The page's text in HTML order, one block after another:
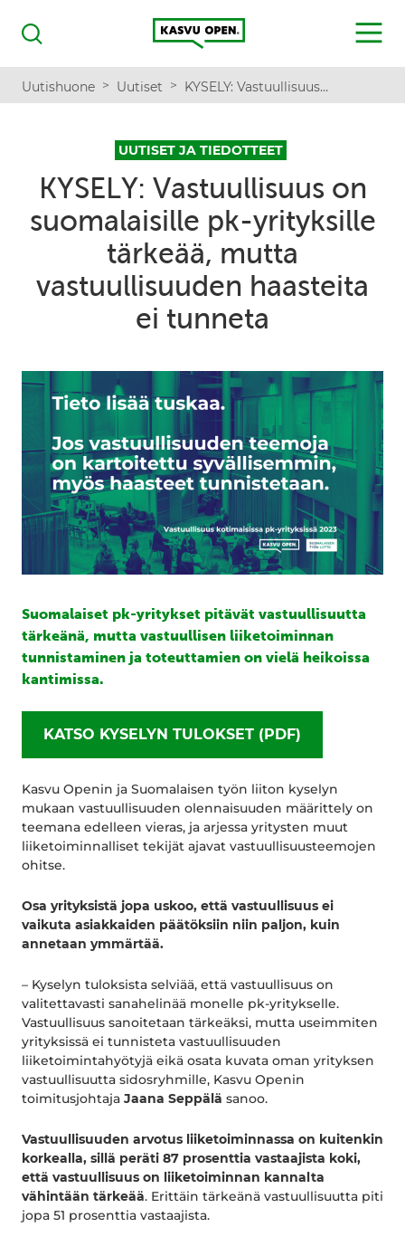
Haku
Kasvu Open
MENU
Uutishuone > Uutiset > KYSELY: Vastuullisuus on suomalaisille pk-yrityksille tärkeää, mutta vastuullisuuden haasteita ei tunneta
UUTISET JA TIEDOTTEET
KYSELY: Vastuullisuus on
suomalaisille pk-yrityksille
tärkeää, mutta
vastuullisuuden haasteita
ei tunneta
Suomalaiset pk-yritykset pitävät vastuullisuutta
tärkeänä, mutta vastuullisen liiketoiminnan
tunnistaminen ja toteuttamien on vielä heikoissa
kantimissa.
KATSO KYSELYN TULOKSET (PDF)
Kasvu Openin ja Suomalaisen työn liiton kyselyn
mukaan vastuullisuuden olennaisuuden määrittely on
teemana edelleen vieras, ja arjessa yritysten muut
liiketoiminnalliset tekijät ajavat vastuullisuusteemojen
ohitse.
Osa yrityksistä jopa uskoo, että vastuullisuus ei
vaikuta asiakkaiden päätöksiin niin paljon, kuin
annetaan ymmärtää.
– Kyselyn tuloksista selviää, että vastuullisuus on
valitettavasti sanahelinää monelle pk-yritykselle.
Vastuullisuus sanoitetaan tärkeäksi, mutta useimmiten
yrityksissä ei tunnisteta vastuullisuuden
liiketoimintahyötyjä eikä osata kuvata oman yrityksen
vastuullisuutta sidosryhmille, Kasvu Openin
toimitusjohtaja Jaana Seppälä sanoo.
Vastuullisuuden arvotus liiketoiminnassa on kuitenkin
korkealla, sillä peräti 87 prosenttia vastaajista koki,
että vastuullisuus on liiketoiminnan kannalta
vähintään tärkeää. Erittäin tärkeänä vastuullisuutta piti
jopa 51 prosenttia vastaajista.